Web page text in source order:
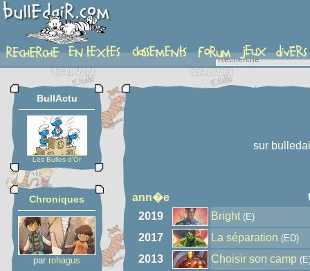
auteur
BullActu
Les Bulles d'Or
Chroniques
par rohagus
sur
ann�e
2019
Bright(E)
2017 La séparation (ED)
2013 Choisir son camp